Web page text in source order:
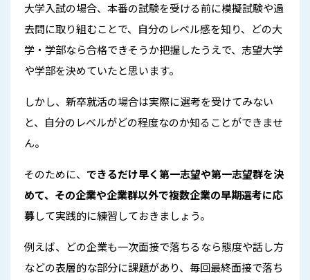
大学入試の場合、本番の試験を受ける前に模擬試験や過
去問に取り組むことで、自分のレベル感を知り、どの大
学・学部なら合格できそうか把握したうえで、志望大学
や学部を決めていたと思います。
しかし、新卒就活の場合は実際に選考を受けてみない
と、自分のレベルがどの程度なのか知ることができませ
ん。
そのために、 できるだけ早く第一志望や第一志望群を決
めて、その企業や企業群以外で複数企業の早期選考に応
募して実践的に練習しておきましょう。
例えば、どの企業も一次面接で落ちるなら態度や話し方
などの表層的な部分に課題があり、毎回最終面接で落ち